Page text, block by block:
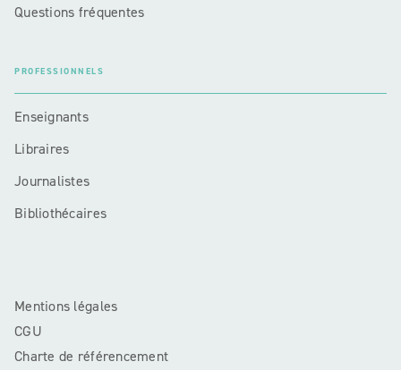
Questions fréquentes
PROFESSIONNELS
Enseignants
Libraires
Journalistes
Bibliothécaires
Mentions légales
CGU
Charte de référencement